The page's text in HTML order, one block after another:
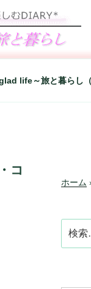
を綴る、世界248
life～旅と暮らし（
コ
ホーム
索: